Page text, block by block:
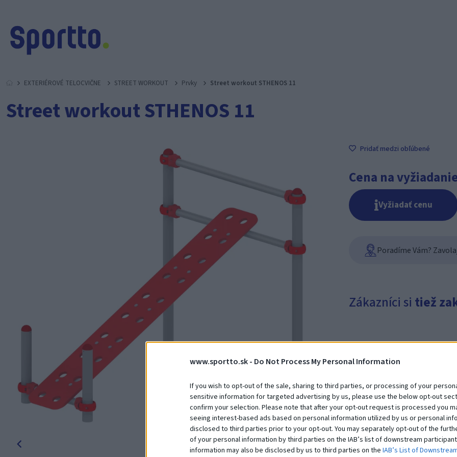
www.sportto.sk - Do Not Process My Personal Information
If you wish to opt-out of the sale, sharing to third parties, or processing of your
sensitive information for targeted advertising by us, please use the below opt-out
confirm your selection. Please note that after your opt-out request is processed you
seeing interest-based ads based on personal information utilized by us or personal
disclosed to third parties prior to your opt-out. You may separately opt-out of the
of your personal information by third parties on the IAB’s list of downstream
information may also be disclosed by us to third parties on the IAB’s List of
EXTERIÉROVÉ TELOCVIČNE STREET WORKOUT Prvky Street workout STHENOS 11
Street workout STHENOS 11
Pridať medzi obľúbené
Cena na
Vyžiadať cenu
Poradíme Vám?
Zákazníci si tiež
Plošina 60 cm
Na dopyt